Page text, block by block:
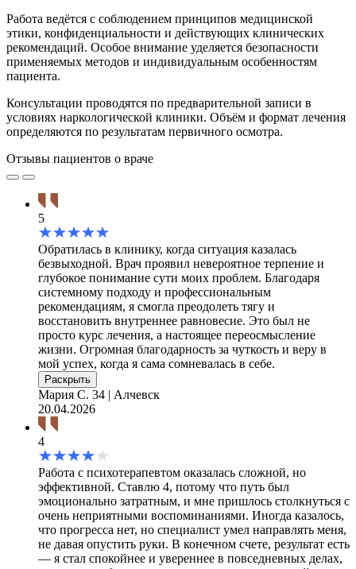
Работа ведётся с соблюдением принципов медицинской
этики, конфиденциальности и действующих клинических
рекомендаций. Особое внимание уделяется безопасности
применяемых методов и индивидуальным особенностям
пациента.
Консультации проводятся по предварительной записи в
условиях наркологической клиники. Объём и формат лечения
определяются по результатам первичного осмотра.
Отзывы пациентов о враче
5
Обратилась в клинику, когда ситуация казалась
безвыходной. Врач проявил невероятное терпение и
глубокое понимание сути моих проблем. Благодаря
системному подходу и профессиональным
рекомендациям, я смогла преодолеть тягу и
восстановить внутреннее равновесие. Это был не
просто курс лечения, а настоящее переосмысление
жизни. Огромная благодарность за чуткость и веру в
мой успех, когда я сама сомневалась в себе.
Раскрыть
Мария С. 34 | Алчевск
20.04.2026
4
Работа с психотерапевтом оказалась сложной, но
эффективной. Ставлю 4, потому что путь был
эмоционально затратным, и мне пришлось столкнуться с
очень неприятными воспоминаниями. Иногда казалось,
что прогресса нет, но специалист умел направлять меня,
не давая опустить руки. В конечном счете, результат есть
— я стал спокойнее и увереннее в повседневных делах,